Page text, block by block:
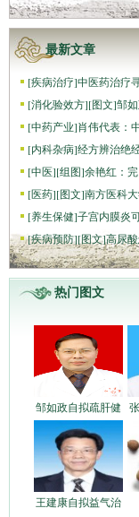
最新文章
[疾病治疗]中医药治疗
[消化验效方][图文]邹
[中药产业]肖伟代表：
[内科杂病]经方辨治绝
[中医][组图]​余艳红：完
[医药][图文]南方医科
[养生保健]子宫内膜炎
[疾病预防][图文]高尿
热门图文
邹如政自拟疏肝健
王建康自拟益气治